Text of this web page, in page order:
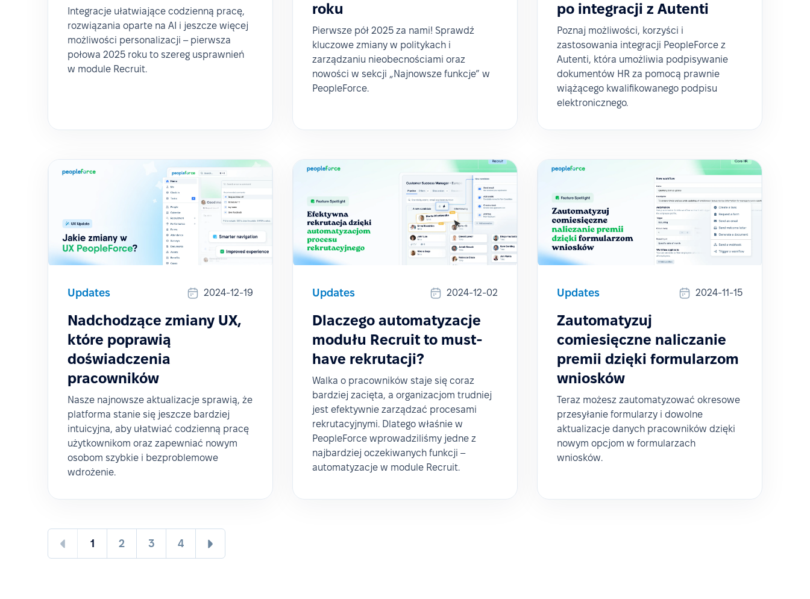
Integracje ułatwiające codzienną pracę,
rozwiązania oparte na AI i jeszcze więcej
możliwości personalizacji – pierwsza
połowa 2025 roku to szereg usprawnień
w module Recruit.
roku
Pierwsze pół 2025 za nami! Sprawdź
kluczowe zmiany w politykach i
zarządzaniu nieobecnościami oraz
nowości w sekcji „Najnowsze funkcje” w
PeopleForce.
po integracji z Autenti
Poznaj możliwości, korzyści i
zastosowania integracji PeopleForce z
Autenti, która umożliwia podpisywanie
dokumentów HR za pomocą prawnie
wiążącego kwalifikowanego podpisu
elektronicznego.
Updates 2024-12-19
Nadchodzące zmiany UX,
które poprawią
doświadczenia
pracowników
Nasze najnowsze aktualizacje sprawią, że
platforma stanie się jeszcze bardziej
intuicyjna, aby ułatwiać codzienną pracę
użytkownikom oraz zapewniać nowym
osobom szybkie i bezproblemowe
wdrożenie.
Updates 2024-12-02
Dlaczego automatyzacje
modułu Recruit to must-
have rekrutacji?
Walka o pracowników staje się coraz
bardziej zacięta, a organizacjom trudniej
jest efektywnie zarządzać procesami
rekrutacyjnymi. Dlatego właśnie w
PeopleForce wprowadziliśmy jedne z
najbardziej oczekiwanych funkcji –
automatyzacje w module Recruit.
Updates 2024-11-15
Zautomatyzuj
comiesięczne naliczanie
premii dzięki formularzom
wniosków
Teraz możesz zautomatyzować okresowe
przesyłanie formularzy i dowolne
aktualizacje danych pracowników dzięki
nowym opcjom w formularzach
wniosków.
1 2 3 4